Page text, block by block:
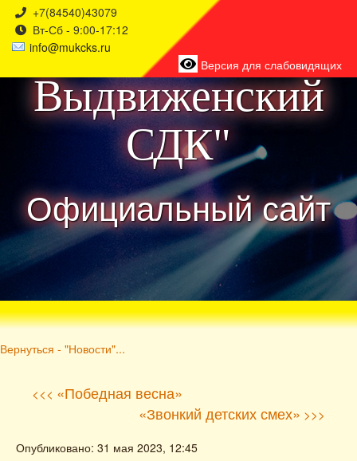
+7(84540)43079
Вт-Сб - 9:00-17:12
info@mukcks.ru
Версия для слабовидящих
района
Выдвиженский
СДК"
Официальный сайт
Вернуться - "Новости"...
<<< «Победная весна»
«Звонкий детских смех» >>>
Опубликовано: 31 мая 2023, 12:45